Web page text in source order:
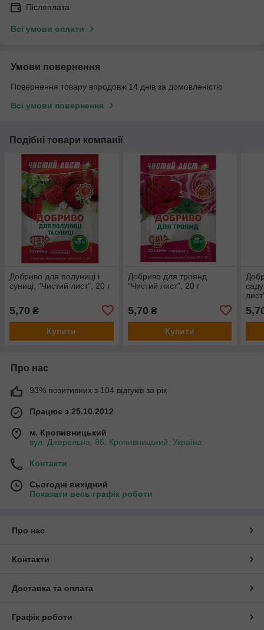
Післяплата
Всі умови оплати
Умови повернення
Повернення товару впродовж 14 днів за домовленістю
Всі умови повернення
Подібні товари компанії
Добриво для полуниці і
суниці, "Чистий лист", 20 г
5,70 ₴
Купити
Добриво для троянд
"Чистий лист", 20 г
5,70 ₴
Купити
Про нас
93% позитивних з 104 відгуків за рік
Працює з 25.10.2012
м. Кропивницький
вул. Джерельна, 86, Кропивницький, Україна
Контакти
Сьогодні вихідний
Показати весь графік роботи
Про нас
Контакти
Доставка та оплата
Графік роботи